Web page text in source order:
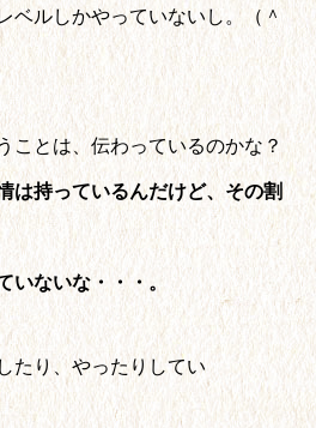
ベルしかやっていないし。（＾
ことは、伝わっているのかな？
は持っているんだけど、その割
いないな・・・。
たり、やったりしてい